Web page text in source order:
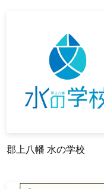
郡上八幡 水の学校